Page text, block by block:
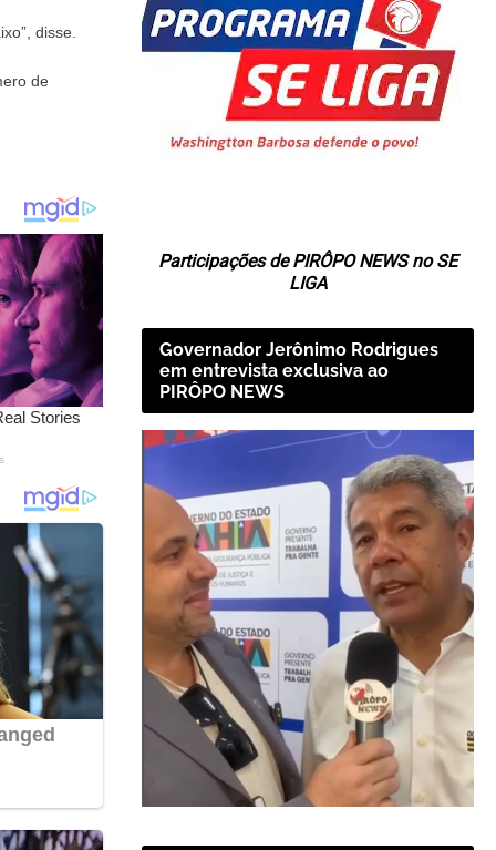
disse.
de
Participações de PIRÔPO NEWS no SE
LIGA
Governador Jerônimo Rodrigues
em entrevista exclusiva ao
PIRÔPO NEWS